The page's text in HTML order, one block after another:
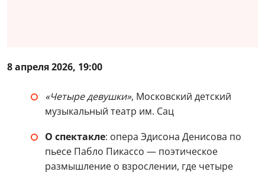
8 апреля 2026, 19:00
«Четыре девушки», Московский детский
музыкальный театр им. Сац
О спектакле: опера Эдисона Денисова по
пьесе Пабло Пикассо — поэтическое
размышление о взрослении, где четыре